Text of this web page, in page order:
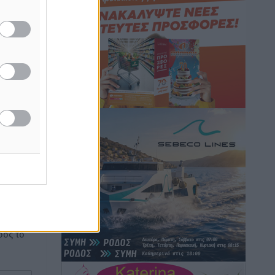
το
Στον Άγιο Νικόλαο Χάλκης ανοίγει
ξανά το ανανεωμένο εκκλησιαστικό
μουσείο από τη Λέσχη Lions Χάλκης
Τοπικές Ειδήσεις• πριν 54 λεπτά
Ρόδος: «Βουλιάζει» από τουρίστες –
Πάνω από 1 εκατ. επιβάτες και 55
Γ’ Εθνική Κατηγορία: Οι ημερομηνίες
των αγωνιστικών της κανονικής
περιόδου
πριν 6 ώρες
Συνελήφθησαν δύο άτομα στην
Κάρπαθο για άγρα πελατών
Τοπικές Ειδήσεις • πριν 7 ώρες